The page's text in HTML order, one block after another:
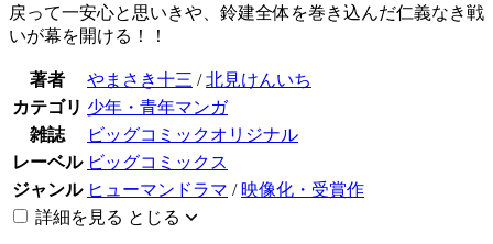
戻って一安心と思いきや、鈴建全体を巻き込んだ仁義なき戦
いが幕を開ける！！
著者 やまさき十三 /北見けんいち
カテゴリ 少年・青年マンガ
雑誌
ビッグコミックオリジナル
レーベル ビッグコミックス
ジャンル ヒューマンドラマ / 映像化・受賞作
詳細を見る とじる